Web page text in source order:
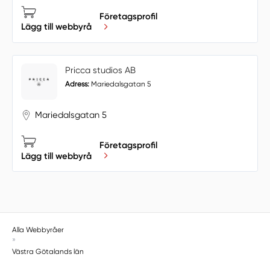
Lägg till webbyrå
Företagsprofil
Pricca studios AB
Adress: Mariedalsgatan 5
Mariedalsgatan 5
Lägg till webbyrå
Företagsprofil
Alla Webbyråer
»
Västra Götalands län